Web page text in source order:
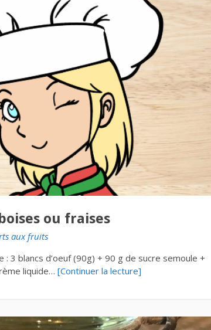
ou fraises
aux fruits
3 blancs d’oeuf (90g) + 90 g de sucre semoule +
liquide… [Continuer la lecture]